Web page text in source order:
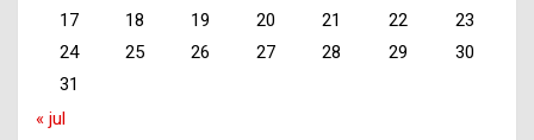
17
18 19 20 21 22
23
24
25 26 27 28 29
30
31
« jul